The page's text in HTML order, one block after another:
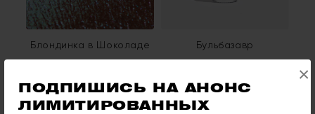
ПОДПИШИСЬ НА АНОНС
ЛИМИТИРОВАННЫХ
×
Блондинка в Шоколаде
Бульбазавр